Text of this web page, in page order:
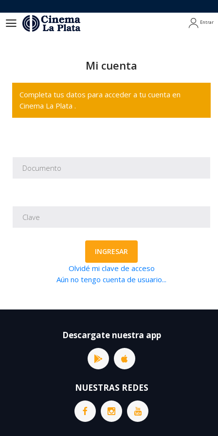
Entrar
Mi cuenta
Completa tus datos para acceder a tu cuenta en
Cinema La Plata .
INGRESAR
Olvidé mi clave de acceso
Aún no tengo cuenta de usuario...
Descargate nuestra app
NUESTRAS REDES